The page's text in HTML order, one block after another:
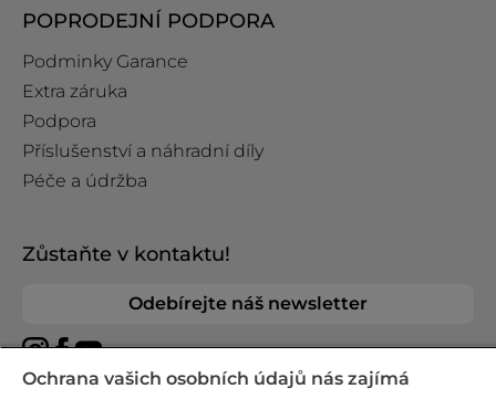
POPRODEJNÍ PODPORA
Podminky Garance
Extra záruka
Podpora
Příslušenství a náhradní díly
Péče a údržba
Zůstaňte v kontaktu!
Odebírejte náš newsletter
Ochrana vašich osobních údajů nás zajímá